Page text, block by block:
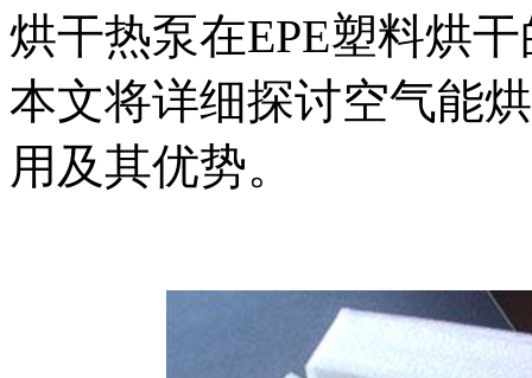
烘干热泵在EPE塑料烘
本文将详细探讨空气能
用及其优势。